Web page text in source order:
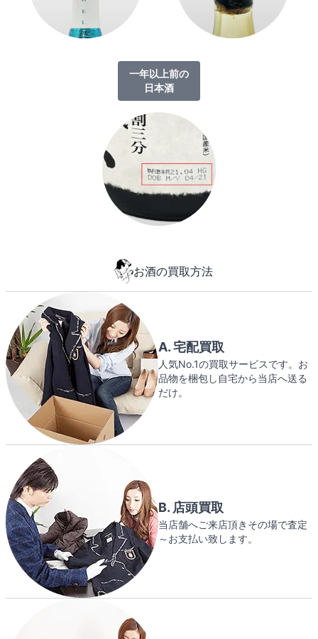
一年以上前の
日本酒
お酒の買取方法
A. 宅配買取
人気No.1の買取サービスです。お
品物を梱包し自宅から当店へ送る
だけ。
B. 店頭買取
当店舗へご来店頂きその場で査定
～お支払い致します。